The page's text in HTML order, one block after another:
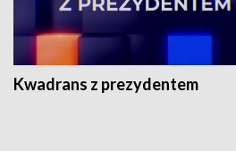
Kwadrans z prezydentem